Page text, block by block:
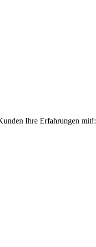
Ihre Erfahrungen mit!: